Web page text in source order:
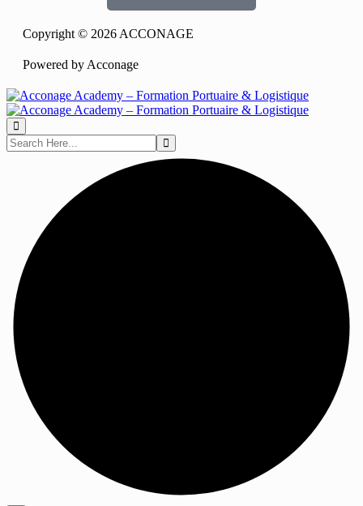
Copyright © 2026 ACCONAGE
Powered by Acconage